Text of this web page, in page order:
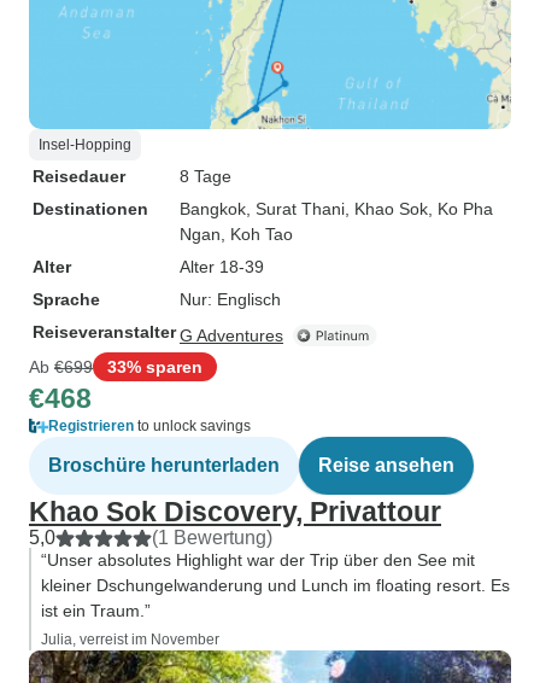
Insel-Hopping
Reisedauer
8 Tage
Destinationen
Bangkok , Surat Thani , Khao Sok , Ko Pha
Ngan , Koh Tao
Alter
Alter 18-39
Sprache
Nur: Englisch
ReiseveranstalterG Adventures
Ab €699 33% sparen
€468
Registrieren to unlock savings
Broschüre herunterladen Reise ansehen
Khao Sok Discovery, Privattour
5,0 (1 Bewertung)
“Unser absolutes Highlight war der Trip über den See mit
kleiner Dschungelwanderung und Lunch im floating resort. Es
ist ein Traum.”
Julia, verreist im November